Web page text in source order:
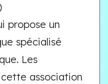
propose un
spécialisé
Les
association